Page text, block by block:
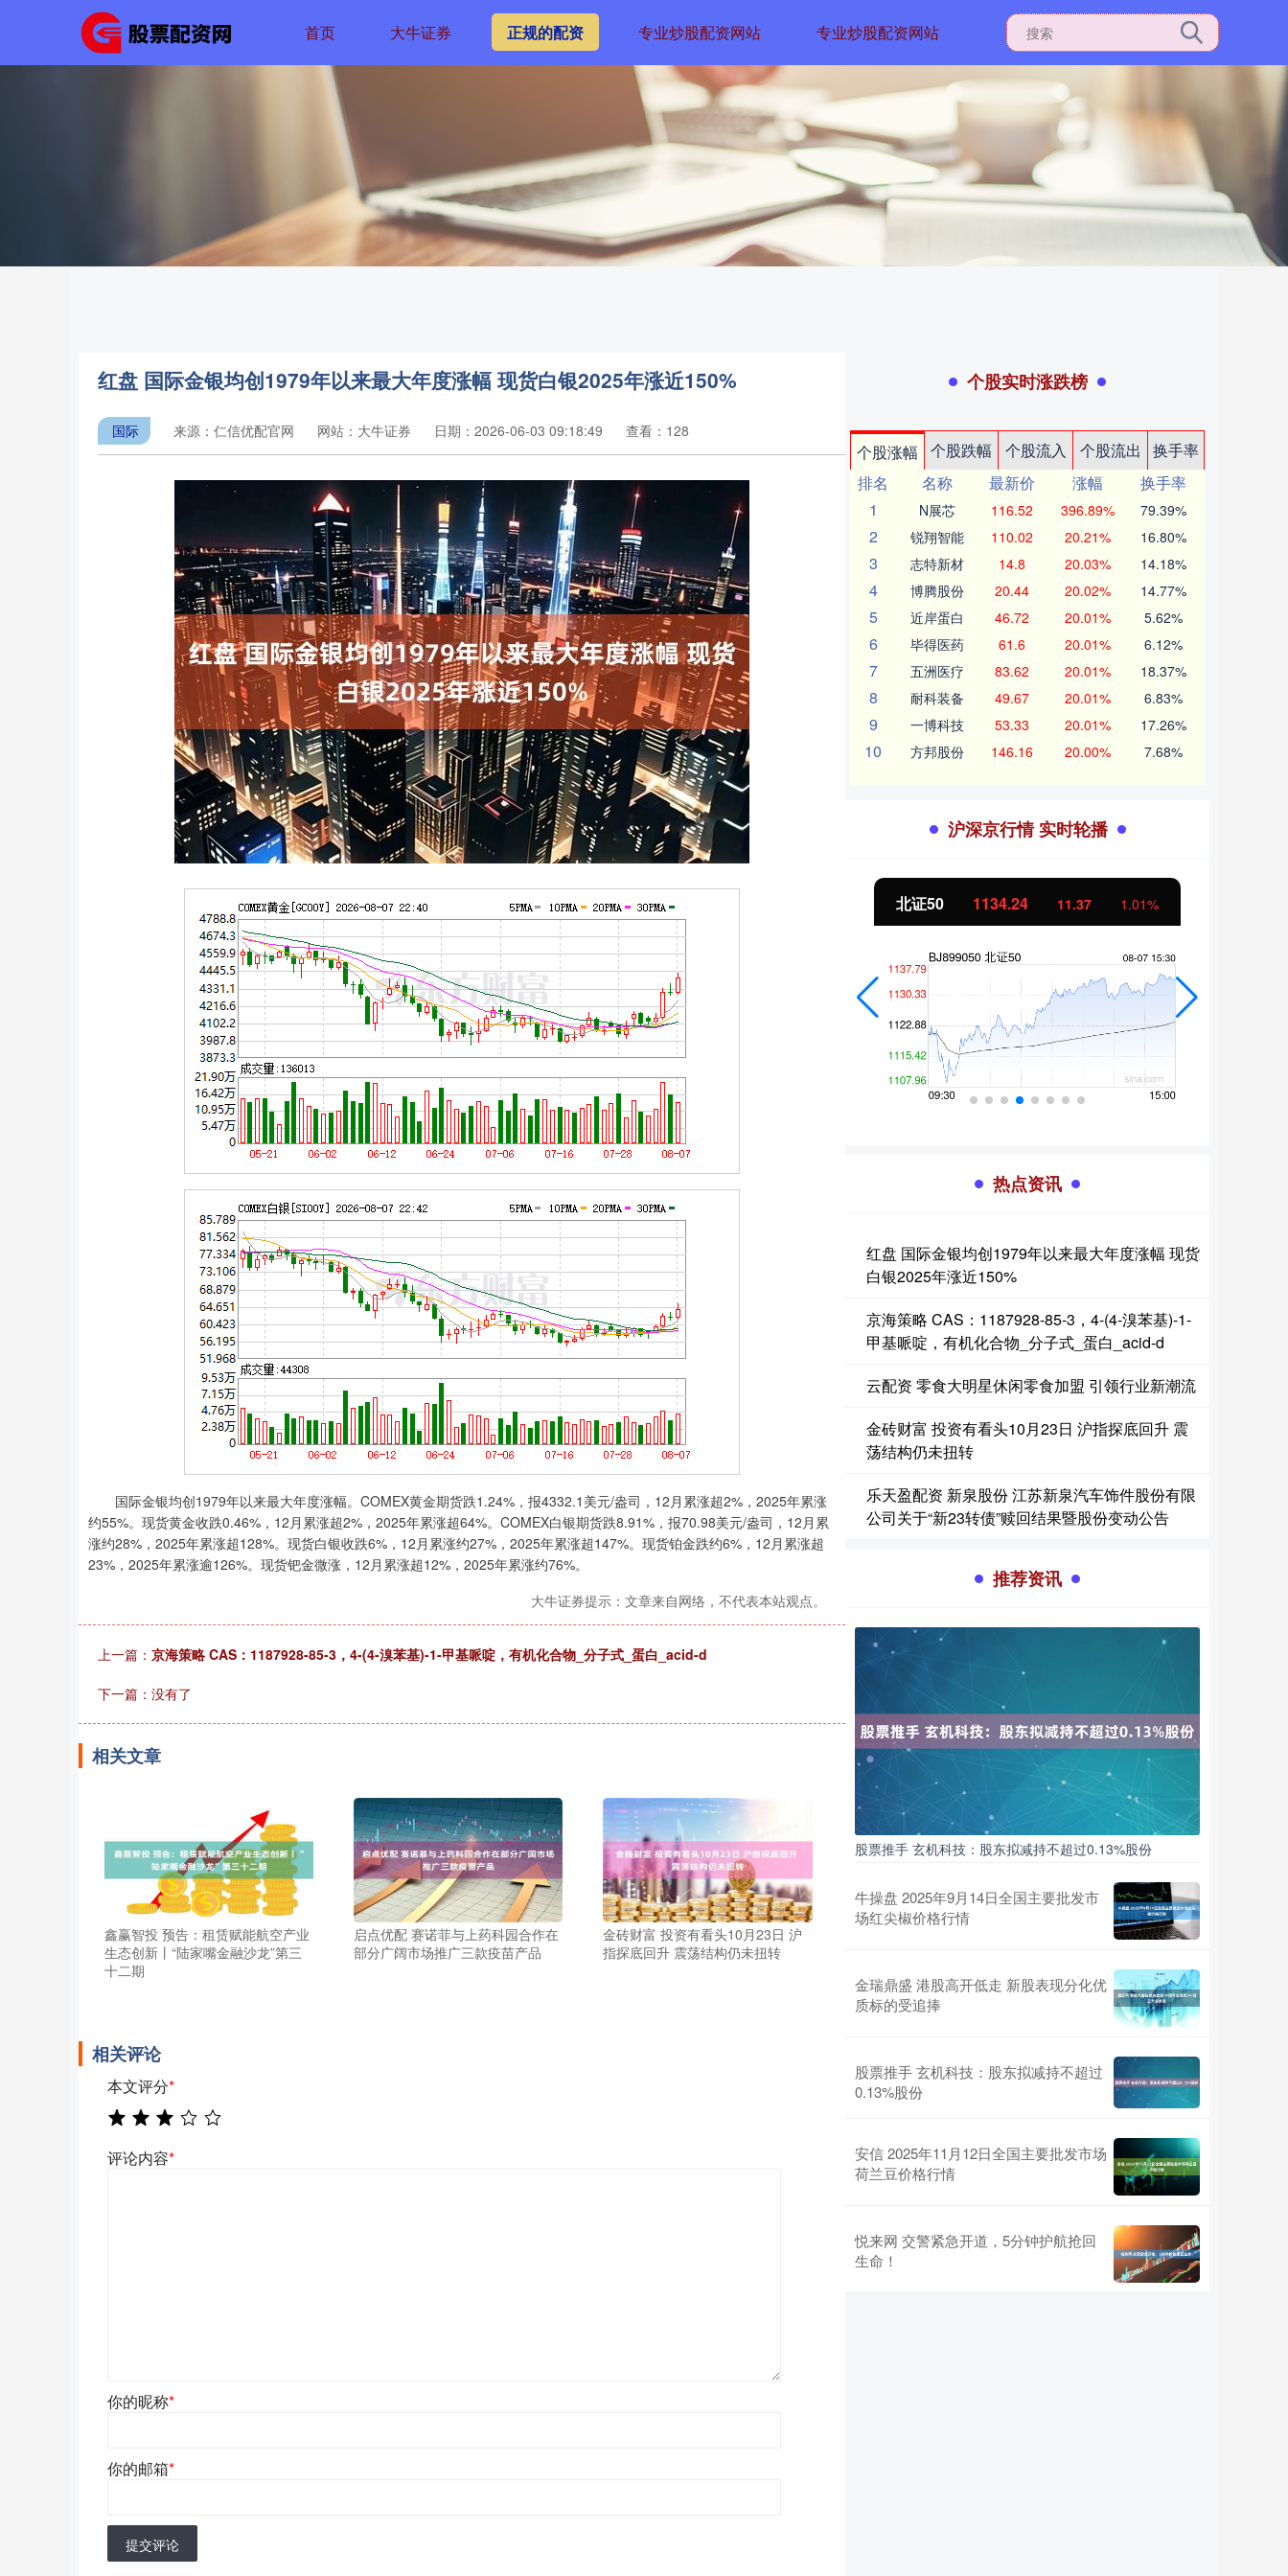
首页 大牛证券 正规的配资 专业炒股配资网站 专业炒股配资网站
红盘 国际金银均创1979年以来最大年度涨幅 现货白银2025年涨近150%
国际 来源：仁信优配官网 网站：大牛证券 日期：2026-06-03 09:18:49 查看：128
国际金银均创1979年以来最大年度涨幅。COMEX黄金期货跌1.24%，报4332.1美元/盎司，12月累涨超2%，2025年累涨
约55%。现货黄金收跌0.46%，12月累涨超2%，2025年累涨超64%。COMEX白银期货跌8.91%，报70.98美元/盎司，12月累
涨约28%，2025年累涨超128%。现货白银收跌6%，12月累涨约27%，2025年累涨超147%。现货铂金跌约6%，12月累涨超
23%，2025年累涨逾126%。现货钯金微涨，12月累涨超12%，2025年累涨约76%。
大牛证券提示：文章来自网络，不代表本站观点。
上一篇： 京海策略 CAS：1187928-85-3，4-(4-溴苯基)-1-甲基哌啶，有机化合物_分子式_蛋白_acid-d
下一篇：没有了
相关文章
鑫赢智投 预告：租赁赋能航空产业
生态创新丨“陆家嘴金融沙龙”第三
十二期
启点优配 赛诺菲与上药科园合作在
部分广阔市场推广三款疫苗产品
金砖财富 投资有看头10月23日 沪
指探底回升 震荡结构仍未扭转
相关评论
本文评分*
评论内容*
你的昵称*
你的邮箱*
提交评论
个股实时涨跌榜
个股涨幅 个股跌幅 个股流入 个股流出
换手率
排名
名称 最新价 涨幅
换手率
1
N展芯 116.52 396.89% 79.39%
2 锐翔智能 110.02 20.21% 16.80%
3 志特新材 14.8 20.03% 14.18%
4 博腾股份 20.44 20.02% 14.77%
5 近岸蛋白 46.72 20.01% 5.62%
6 毕得医药 61.6 20.01% 6.12%
7 五洲医疗 83.62 20.01% 18.37%
8 耐科装备 49.67 20.01% 6.83%
9 一博科技 53.33 20.01% 17.26%
10 方邦股份 146.16 20.00% 7.68%
沪深京行情 实时轮播
14311.01 200.89 1.42% 沪深300 4694.44 北证50 1134.24 11.37 1.01%
热点资讯
红盘 国际金银均创1979年以来最大年度涨幅 现货
白银2025年涨近150%
京海策略 CAS：1187928-85-3，4-(4-溴苯基)-1-
甲基哌啶，有机化合物_分子式_蛋白_acid-d
云配资 零食大明星休闲零食加盟 引领行业新潮流
金砖财富 投资有看头10月23日 沪指探底回升 震
荡结构仍未扭转
乐天盈配资 新泉股份 江苏新泉汽车饰件股份有限
公司关于“新23转债”赎回结果暨股份变动公告
推荐资讯
股票推手 玄机科技：股东拟减持不超过0.13%股份
牛操盘 2025年9月14日全国主要批发市
场红尖椒价格行情
金瑞鼎盛 港股高开低走 新股表现分化优
质标的受追捧
股票推手 玄机科技：股东拟减持不超过
0.13%股份
安信 2025年11月12日全国主要批发市场
荷兰豆价格行情
悦来网 交警紧急开道，5分钟护航抢回
生命！